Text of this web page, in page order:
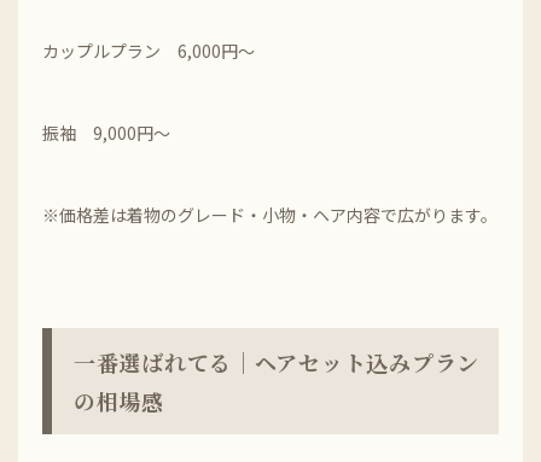
カップルプラン 6,000円～
振袖 9,000円～
※価格差は着物のグレード・小物・ヘア内容で広がります。
一番選ばれてる｜ヘアセット込みプラン
の相場感